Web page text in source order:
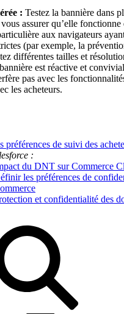
: Testez la bannière dans
assurer qu’elle
aux navigateurs
(par exemple, la
différentes tailles et
est réactive et
pas avec les
les acheteurs.
préférences de suivi des
:
du DNT sur Commerce
les préférences de
et confidentialité des